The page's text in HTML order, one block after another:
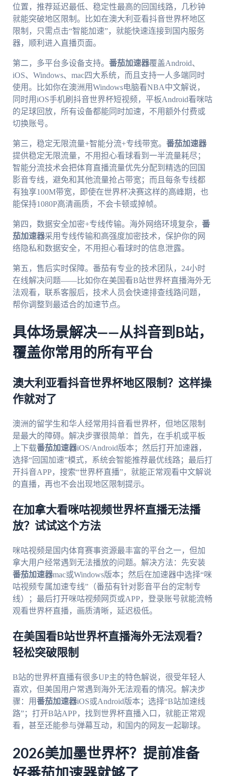
位置，推荐延迟最低、稳定性最高的回国线路，几秒钟
就能突破地区限制。比如在澳大利亚看抖音世界杯地区
限制，只需点击“智能加速”，就能快速连接到国内服务
器，顺利进入直播页面。
第二，多平台多设备支持。 番茄加速器覆盖Android、
iOS、Windows、mac四大系统，而且支持一人多端同时
使用。比如你在澳洲用Windows电脑看NBA中文解说，
同时用iOS手机刷抖音世界杯短视频，平板Android看咪咕
的足球回放，所有设备都能同时加速，不用额外付费或
切换账号。
第三，稳定无限流量+智能分流+专线带宽。 番茄加速器
提供稳定无限流量，不用担心看球看到一半流量耗尽；
智能分流技术会把体育直播流量优先分配到精选的回国
影音专线，避免和其他流量抢占带宽；而且每条专线都
有独享100M带宽，即使在世界杯决赛这样的高峰期，也
能保持1080P高清画质，不会卡顿或掉帧。
第四，数据安全加密+专线传输。海外网络环境复杂， 番
茄加速器采用专线传输和高强度加密技术，保护你的网
络隐私和数据安全，不用担心看球时的信息泄露。
第五，售后实时保障。番茄有专业的技术团队，24小时
在线解决问题——比如你在美国看B站世界杯直播海外无
法观看，联系客服后，技术人员会快速排查线路问题，
帮你调整到最适合的加速节点。
具体场景解决——从抖音到B站，
覆盖你常用的所有平台
澳大利亚看抖音世界杯地区限制？这样操
作就对了
澳洲的留学生和华人经常用抖音看世界杯，但地区限制
是最大的障碍。解决步骤很简单：首先，在手机或平板
上下载番茄加速器iOS/Android版本；然后打开加速器，
选择“回国加速”模式，系统会智能推荐最优线路；最后打
开抖音APP，搜索“世界杯直播”，就能正常观看中文解说
的直播，再也不会出现地区限制提示。
在加拿大看咪咕视频世界杯直播无法播
放？试试这个方法
咪咕视频是国内体育赛事资源最丰富的平台之一，但加
拿大用户经常遇到无法播放的问题。解决方法：先安装
番茄加速器mac或Windows版本；然后在加速器中选择“咪
咕视频专属加速专线”（番茄有针对影音平台的定制专
线）；最后打开咪咕视频网页或APP，登录账号就能流畅
观看世界杯直播，画质清晰，延迟极低。
在美国看B站世界杯直播海外无法观看？
轻松突破限制
B站的世界杯直播有很多UP主的特色解说，很受年轻人
喜欢，但美国用户常遇到海外无法观看的情况。解决步
骤：用番茄加速器iOS或Android版本；选择“B站加速线
路”；打开B站APP，找到世界杯直播入口，就能正常观
看，甚至还能参与弹幕互动，和国内的网友一起聊球。
2026美加墨世界杯？提前准备